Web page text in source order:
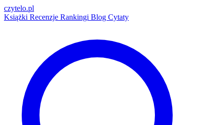
czytelo.pl
Książki Recenzje Rankingi Blog Cytaty